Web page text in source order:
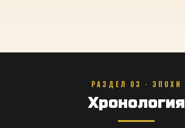
РАЗДЕЛ 03 · ЭПОХИ
Хронология